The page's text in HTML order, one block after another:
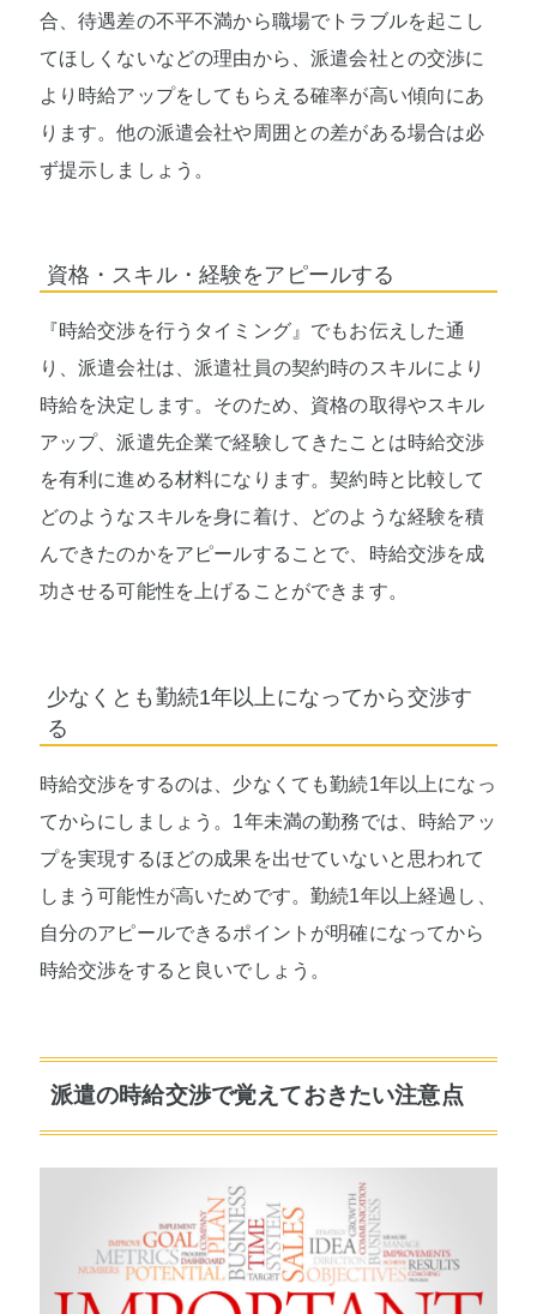
合、待遇差の不平不満から職場でトラブルを起こし
てほしくないなどの理由から、派遣会社との交渉に
より時給アップをしてもらえる確率が高い傾向にあ
ります。他の派遣会社や周囲との差がある場合は必
ず提示しましょう。
資格・スキル・経験をアピールする
『時給交渉を行うタイミング』でもお伝えした通
り、派遣会社は、派遣社員の契約時のスキルにより
時給を決定します。そのため、資格の取得やスキル
アップ、派遣先企業で経験してきたことは時給交渉
を有利に進める材料になります。契約時と比較して
どのようなスキルを身に着け、どのような経験を積
んできたのかをアピールすることで、時給交渉を成
功させる可能性を上げることができます。
少なくとも勤続1年以上になってから交渉す
る
時給交渉をするのは、少なくても勤続1年以上になっ
てからにしましょう。1年未満の勤務では、時給アッ
プを実現するほどの成果を出せていないと思われて
しまう可能性が高いためです。勤続1年以上経過し、
自分のアピールできるポイントが明確になってから
時給交渉をすると良いでしょう。
派遣の時給交渉で覚えておきたい注意点